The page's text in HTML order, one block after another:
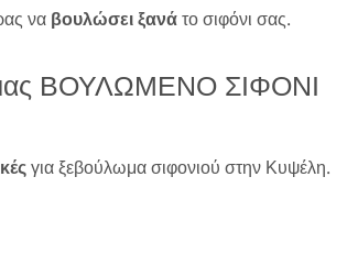
να βουλώσει ξανάτο σιφόνι σας.
μας ΒΟΥΛΩΜΕΝΟ ΣΙΦΟΝΙ
για ξεβούλωμα σιφονιού στην Κυψέλη.